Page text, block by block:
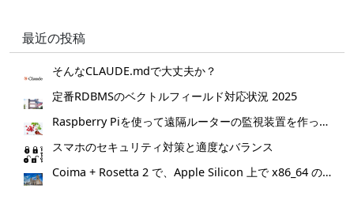
最近の投稿
そんなCLAUDE.mdで大丈夫か？
定番RDBMSのベクトルフィールド対応状況 2025
Raspberry Piを使って遠隔ルーターの監視装置を作ってみた。
スマホのセキュリティ対策と適度なバランス
Coima + Rosetta 2 で、Apple Silicon 上で x86_64 の Docker イメージをビルドする (Docker desktop やめる)